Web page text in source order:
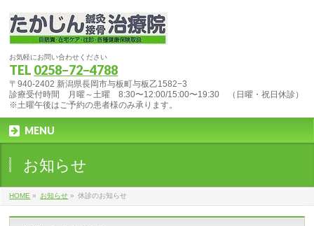
お気軽にお問い合わせください
TEL 0258−72−4788
〒940-2402 新潟県長岡市与板町与板乙1582−3
診療受付時間 月曜～土曜 8:30〜12:00/15:00〜19:30 （日曜・祝日休診）
※土曜午後はご予約の患者様のみ承ります。
MENU
お知らせ
HOME » お知らせ » 休診のお知らせ